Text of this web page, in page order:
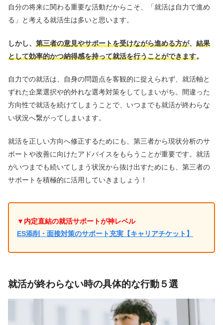
自分の将来に関わる重要な活動だからこそ、「就活は自力で進め
る」と考える就活生は多いと思います。
しかし、 第三者の意見やサポートを受けながら進める方が、 結果
として効率的かつ納得感を持って就活を行うことができます。
自力での就活は、自身の問題点を客観的に捉えられず、就活軸と
ずれた企業選択や的外れな選考対策をしてしまいがち。間違った
方向性で就活を続けてしまうことで、いつまでも就活が終わらな
い状況へ繋がってしまいます。
就活を正しい方向へ修正するためにも、第三者から現状分析のサ
ポートや改善に向けたアドバイスをもらうことが重要です。就活
がいつまでも続いてしまう状況から抜け出すためにも、第三者の
サポートを積極的に活用していきましょう！
▼内定直結の就活サポートが神レベル
ES添削・面接対策のサポート充実【キャリアチケット】
就活が終わらない時の具体的な行動５選